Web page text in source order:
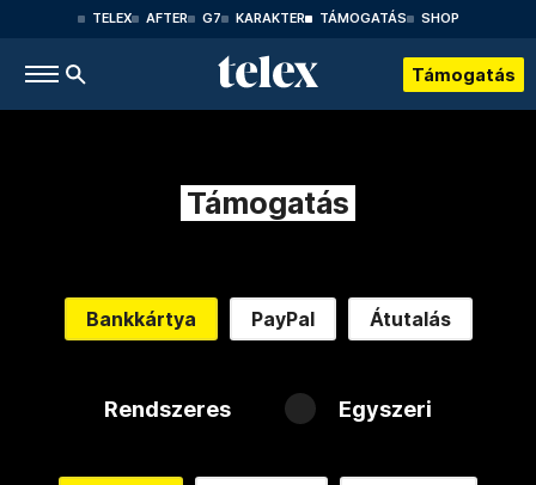
TELEX AFTER G7 KARAKTER TÁMOGATÁS SHOP
Támogatás
Támogatás
Bankkártya PayPal Átutalás
Rendszeres Egyszeri